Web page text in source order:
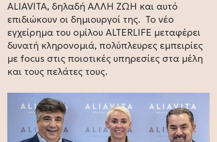
ALIAVITA, δηλαδή ΑΛΛΗ ΖΩΉ και αυτό
επιδιώκουν οι δημιουργοί της. Το νέο
εγχείρημα του ομίλου ALTERLIFE μεταφέρει
δυνατή κληρονομιά, πολύπλευρες εμπειρίες
με focus στις ποιοτικές υπηρεσίες στα μέλη
και τους πελάτες τους.